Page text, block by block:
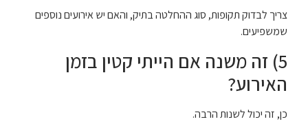
צריך לבדוק תקופות, סוג ההחלטה בתיק, והאם יש אירועים נוספים
שמשפיעים.
5) זה משנה אם הייתי קטין בזמן
האירוע?
כן, זה יכול לשנות הרבה.